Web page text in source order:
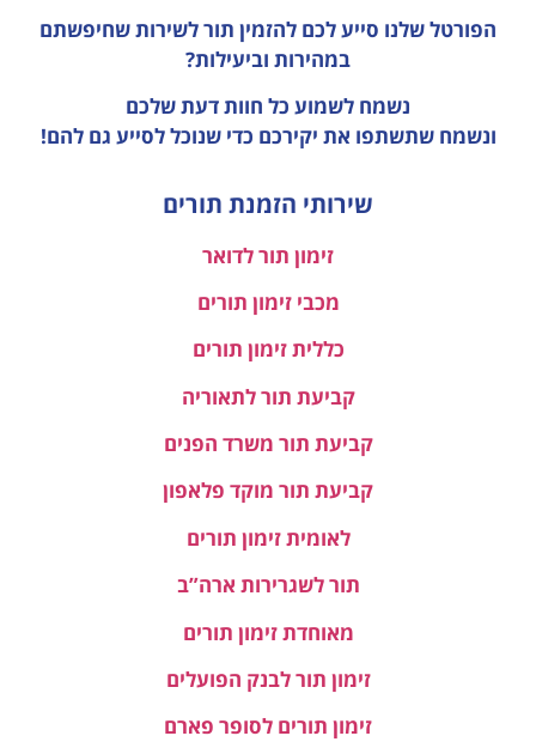
הפורטל שלנו סייע לכם להזמין תור לשירות שחיפשתם
במהירות וביעילות?
נשמח לשמוע כל חוות דעתשלכם
ונשמח שתשתפו את יקירכם כדי שנוכל לסייע גם להם!
שירותי הזמנת תורים
זימון תור לדואר
מכבי זימון תורים
כללית זימון תורים
קביעת תור לתאוריה
קביעת תור משרד הפנים
קביעת תור מוקד פלאפון
לאומית זימון תורים
תור לשגרירות ארה”ב
מאוחדת זימון תורים
זימון תור לבנק הפועלים
זימון תורים לסופר פארם